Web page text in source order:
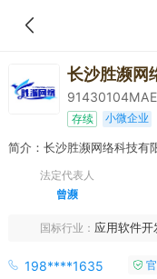
长沙胜濒网
存续 小微企业
法定代表人
曾濒
国标行业 应用软件开
198****1635